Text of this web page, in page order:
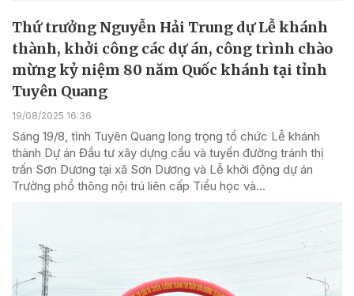
Thứ trưởng Nguyễn Hải Trung dự Lễ khánh
thành, khởi công các dự án, công trình chào
mừng kỷ niệm 80 năm Quốc khánh tại tỉnh
Tuyên Quang
19/08/2025 16:36
Sáng 19/8, tỉnh Tuyên Quang long trọng tổ chức Lễ khánh
thành Dự án Đầu tư xây dựng cầu và tuyến đường tránh thị
trấn Sơn Dương tại xã Sơn Dương và Lễ khởi động dự án
Trường phổ thông nội trú liên cấp Tiểu học và...